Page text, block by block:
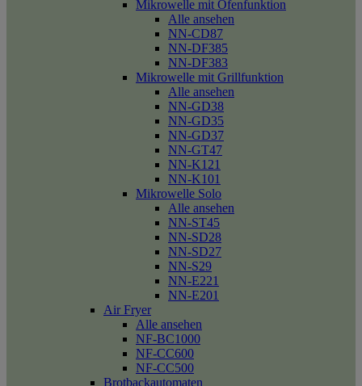
Mikrowelle mit Ofenfunktion
Alle ansehen
NN-CD87
NN-DF385
NN-DF383
Mikrowelle mit Grillfunktion
Alle ansehen
NN-GD38
NN-GD35
NN-GD37
NN-GT47
NN-K121
NN-K101
Mikrowelle Solo
Alle ansehen
NN-ST45
NN-SD28
NN-SD27
NN-S29
NN-E221
NN-E201
Air Fryer
Alle ansehen
NF-BC1000
NF-CC600
NF-CC500
Brotbackautomaten